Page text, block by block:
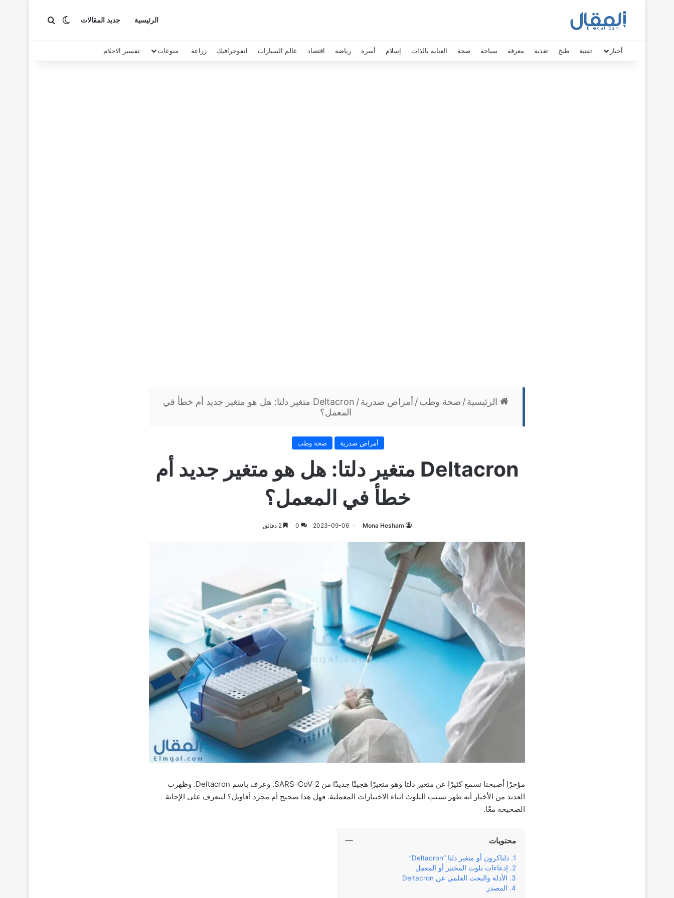
الرئيسية جديد المقالات الوضع المظلم
بحث عن
أخبار تقنية طبخ تغذية معرفة سياحة صحة العناية بالذات إسلام أسرة رياضة اقتصاد عالم السيارات انفوجرافيك زراعة منوعات تفسير الاحلام
الرئيسية/ صحة وطب/ أمراض صدرية/
Deltacron متغير دلتا: هل هو متغير جديد أم خطأ في
المعمل؟
أمراض صدرية صحة وطب
Deltacron متغير دلتا: هل هو متغير جديد أم
خطأ في المعمل؟
Mona Hesham
2023-09-06
0 2 دقائق
مؤخرًا أصبحنا نسمع كثيرًا عن متغير دلتا وهو متغيرًا هجينًا جديدًا من SARS-CoV-2. وعرف باسم Deltacron. وظهرت
العديد من الأخبار أنه ظهر بسبب التلوث أثناء الاختبارات المعملية. فهل هذا صحيح أم مجرد أقاويل؟ لنتعرف على الإجابة
الصحيحة معًا.
محتويات
دلتاكرون أو متغير دلتا “Deltacron”
إدعاءات تلوث المختبر أو المعمل
الأدلة والبحث العلمي عن Deltacron
المصدر